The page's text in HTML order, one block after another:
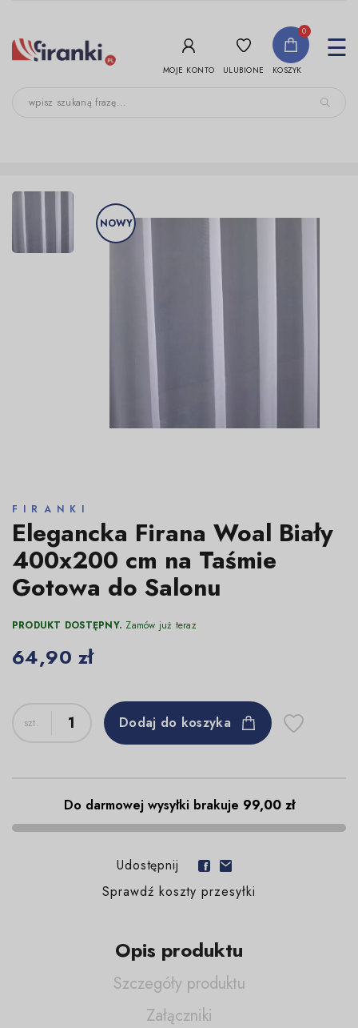
MOJE KONTO ULUBIONE
0
KOSZYK
☰
NOWY
FIRANKI
Elegancka Firana Woal Biały
400x200 cm na Taśmie
Gotowa do Salonu
PRODUKT DOSTĘPNY. Zamów już teraz
64,90 zł
Dodaj do koszyka
Do darmowej wysyłki brakuje 99,00 zł
Udostępnij
Sprawdź koszty przesyłki
Opis produktu
Szczegóły produktu
Załączniki